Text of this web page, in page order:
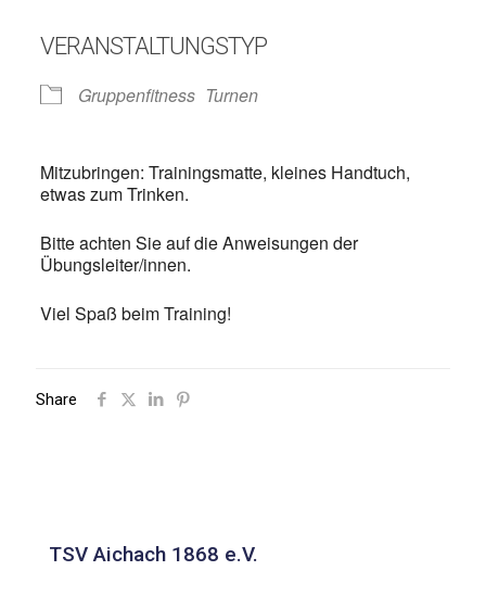
VERANSTALTUNGSTYP
Gruppenfitness Turnen
Mitzubringen: Trainingsmatte, kleines Handtuch,
etwas zum Trinken.
Bitte achten Sie auf die Anweisungen der
Übungsleiter/innen.
Viel Spaß beim Training!
Share
TSV Aichach 1868 e.V.